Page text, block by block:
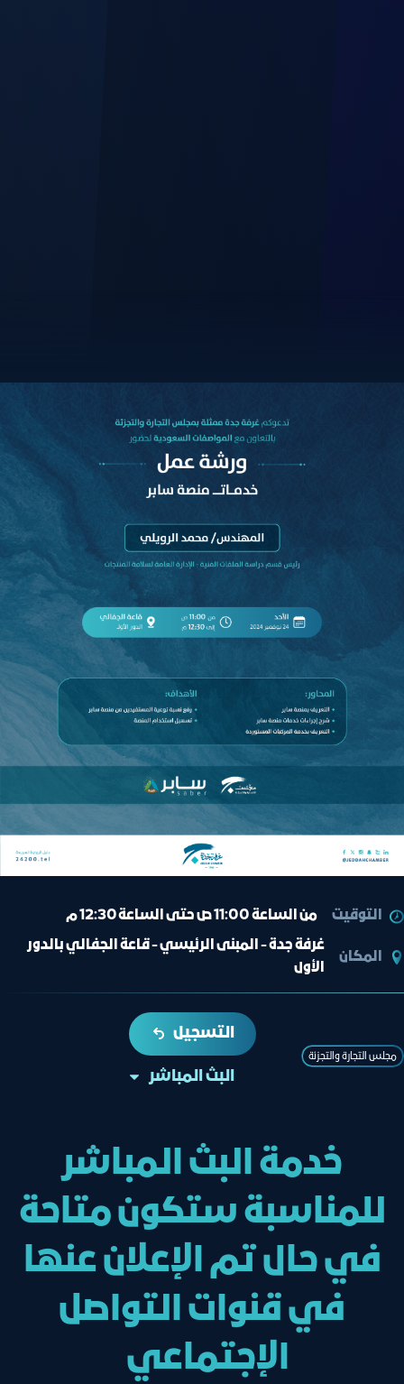
التوقيت من الساعة 11:00 ص حتى الساعة 12:30 م
المكان
غرفة جدة - المبنى الرئيسي - قاعة الجفالي بالدور
الأول
ﻣﺠﻠﺲ اﻟﺘﺠﺎرة واﻟﺘﺠﺰﺋﺔ
التسجيل
البث المباشر
خدمة البث المباشر
للمناسبة ستكون متاحة
في حال تم الإعلان عنها
في قنوات التواصل
الإجتماعي